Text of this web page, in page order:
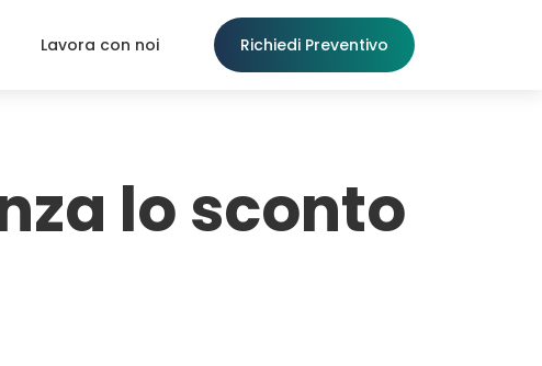
Lavora con noi Richiedi Preventivo
lo sconto